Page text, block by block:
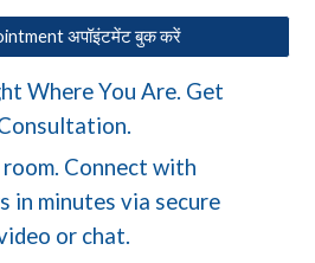
अपॉइंटमेंट बुक करें
Where You Are. Get
Connect with
in minutes via secure
or chat.